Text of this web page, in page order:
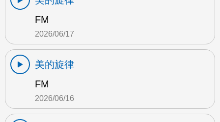
FM
2026/06/17
美的旋律
FM
2026/06/16